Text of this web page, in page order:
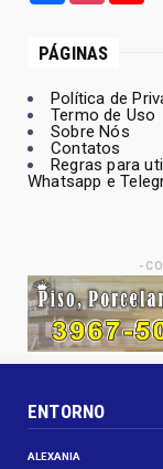
PÁGINAS
Política de
Termo de Uso
Sobre Nós
Contatos
Regras para
Whatsapp e
-
ENTORNO
ALEXANIA